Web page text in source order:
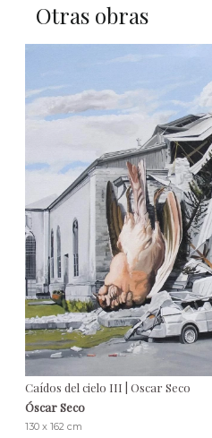
Otras obras
Caídos del cielo III | Oscar Seco
Óscar Seco
130 x 162 cm